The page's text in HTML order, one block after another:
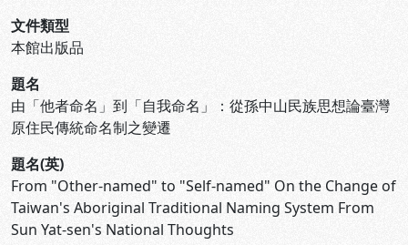
文件類型
本館出版品
題名
由「他者命名」到「自我命名」：從孫中山民族思想論臺灣
原住民傳統命名制之變遷
題名(英)
From "Other-named" to "Self-named" On the Change of
Taiwan's Aboriginal Traditional Naming System From
Sun Yat-sen's National Thoughts